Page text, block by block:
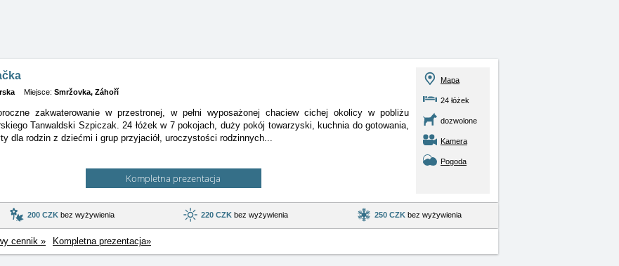
Miejsce: Smržovka, Záhoří
zakwaterowanie w przestronej, w pełni wyposażonej chaciew cichej okolicy w pobliżu
Tanwaldski Szpiczak. 24 łóżek w 7 pokojach, duży pokój towarzyski, kuchnia do gotowania,
dla rodzin z dziećmi i grup przyjaciół, uroczystości rodzinnych...
Kompletna prezentacja
Mapa
24 łóżek
dozwolone
Kamera
Pogoda
200 CZK bez wyżywienia 220 CZK bez wyżywienia 250 CZK bez wyżywienia
cennik » Kompletna prezentacja»